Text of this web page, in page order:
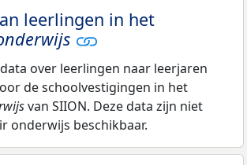
leerlingen in het
over leerlingen naar leerjaren
de schoolvestigingen in het
van SIION. Deze data zijn niet
onderwijs beschikbaar.